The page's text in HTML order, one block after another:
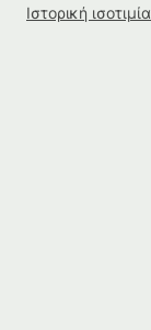
Ιστορική